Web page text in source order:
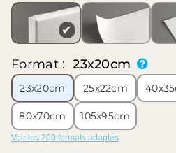
✔
Format :23x20cm
23x20cm 25x22cm
80x70cm 105x95cm
Voir les 200 formats adaptés